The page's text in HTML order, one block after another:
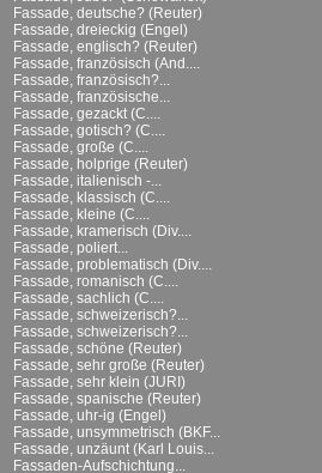
Fassade, deutsche? (Reuter)
Fassade, dreieckig (Engel)
Fassade, englisch? (Reuter)
Fassade, französisch (And....
Fassade, französisch?...
Fassade, französische...
Fassade, gezackt (C....
Fassade, gotisch? (C....
Fassade, große (C....
Fassade, holprige (Reuter)
Fassade, italienisch -...
Fassade, klassisch (C....
Fassade, kleine (C....
Fassade, kramerisch (Div....
Fassade, poliert...
Fassade, problematisch (Div....
Fassade, romanisch (C....
Fassade, sachlich (C....
Fassade, schweizerisch?...
Fassade, schweizerisch?...
Fassade, schöne (Reuter)
Fassade, sehr große (Reuter)
Fassade, sehr klein (JURI)
Fassade, spanische (Reuter)
Fassade, uhr-ig (Engel)
Fassade, unsymmetrisch (BKF...
Fassade, unzäunt (Karl Louis...
Fassaden-Aufschichtung...